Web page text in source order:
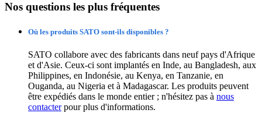
Nos questions les plus fréquentes
Où les produits SATO sont-ils disponibles ?
SATO collabore avec des fabricants dans neuf pays d'Afrique
et d'Asie. Ceux-ci sont implantés en Inde, au Bangladesh, aux
Philippines, en Indonésie, au Kenya, en Tanzanie, en
Ouganda, au Nigeria et à Madagascar. Les produits peuvent
être expédiés dans le monde entier ; n'hésitez pas à nous
contacterpour plus d'informations.